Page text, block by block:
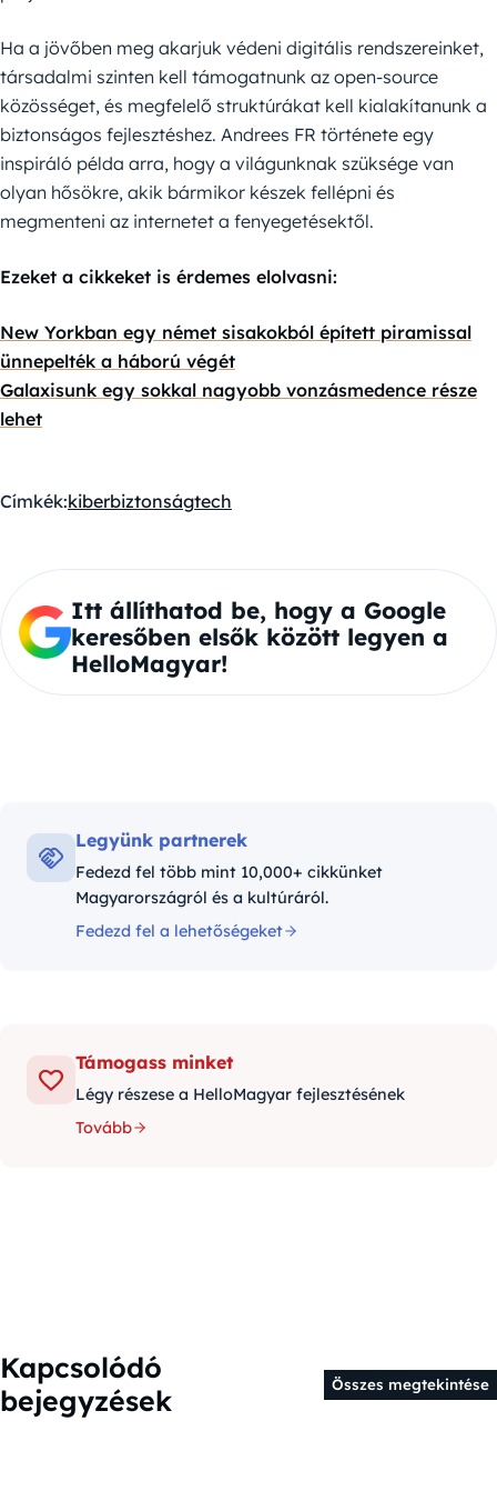
Ha a jövőben meg akarjuk védeni digitális rendszereinket,
társadalmi szinten kell támogatnunk az open-source
közösséget, és megfelelő struktúrákat kell kialakítanunk a
biztonságos fejlesztéshez. Andrees FR története egy
inspiráló példa arra, hogy a világunknak szüksége van
olyan hősökre, akik bármikor készek fellépni és
megmenteni az internetet a fenyegetésektől.
Ezeket a cikkeket is érdemes elolvasni:
New Yorkban egy német sisakokból épített piramissal
ünnepelték a háború végét
Galaxisunk egy sokkal nagyobb vonzásmedence része
lehet
Címkék:kiberbiztonságtech
Itt állíthatod be, hogy a Google
keresőben elsők között legyen a
HelloMagyar!
Legyünk partnerek
Fedezd fel több mint 10,000+ cikkünket
Magyarországról és a kultúráról.
Fedezd fel a lehetőségeket
Támogass minket
Légy részese a HelloMagyar fejlesztésének
Tovább
Kapcsolódó
bejegyzések
Összes megtekintése